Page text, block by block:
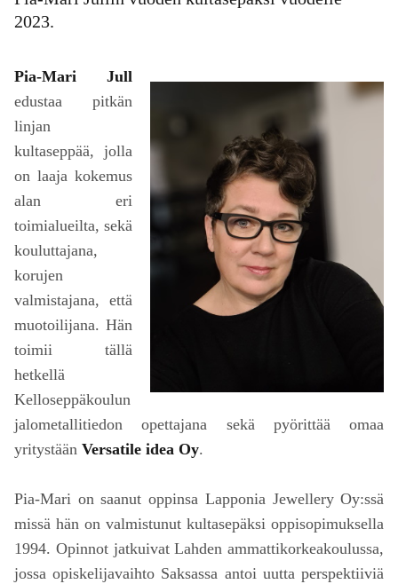
2023.
Pia-Mari Jull
edustaa pitkän
linjan
kultaseppää, jolla
on laaja kokemus
alan eri
toimialueilta, sekä
kouluttajana,
korujen
valmistajana, että
muotoilijana. Hän
toimii tällä
hetkellä
Kelloseppäkoulun
jalometallitiedon opettajana sekä pyörittää omaa
yritystään Versatile idea Oy.
Pia-Mari on saanut oppinsa Lapponia Jewellery Oy:ssä
missä hän on valmistunut kultasepäksi oppisopimuksella
1994. Opinnot jatkuivat Lahden ammattikorkeakoulussa,
jossa opiskelijavaihto Saksassa antoi uutta perspektiiviä